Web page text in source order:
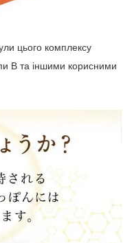
цього комплексу
B та іншими корисними